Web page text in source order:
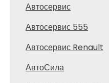
Автосервис
Автосервис 555
Автосервис Renault
АвтоСила